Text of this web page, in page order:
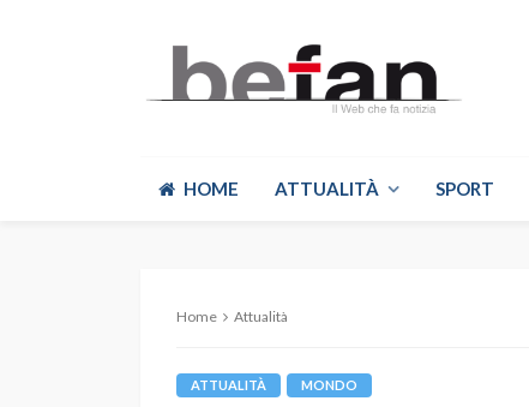
HOME ATTUALITÀ SPORT
Home Attualità
ATTUALITÀ MONDO